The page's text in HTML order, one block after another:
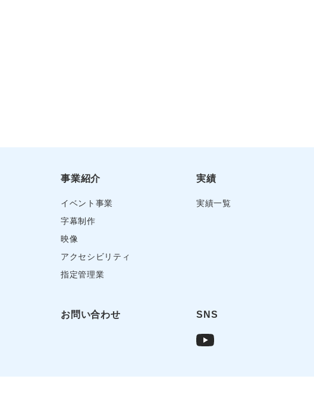
事業紹介
イベント事業
字幕制作
映像
アクセシビリティ
指定管理業
実績
実績一覧
お問い合わせ SNS